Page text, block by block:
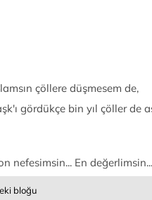
çöllere düşmesem de,
gördükçe bin yıl çöller de
nefesimsin... En değerlimsin...
bloğu